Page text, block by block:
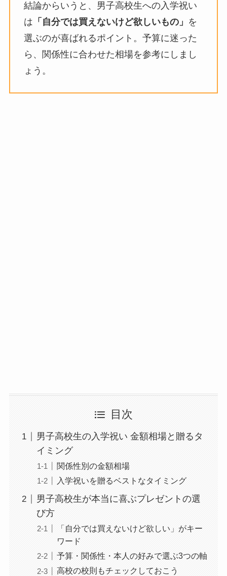
結論からいうと、男子高校生への入学祝い
は 「自分では買えないけど欲しいもの」 を
選ぶのが喜ばれるポイント。予算に迷った
ら、関係性に合わせた相場を参考にしまし
ょう。
目次
男子高校生の入学祝い 金額相場と贈るタ
イミング
関係性別の金額相場
入学祝いを贈るベストなタイミング
男子高校生が本当に喜ぶプレゼントの選
び方
「自分では買えないけど欲しい」がキー
ワード
予算・関係性・本人の好みで選ぶ3つの軸
高校の校則もチェックしておこう